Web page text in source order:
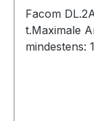
Facom DL.2A2L
t.Maximale
mindestens: